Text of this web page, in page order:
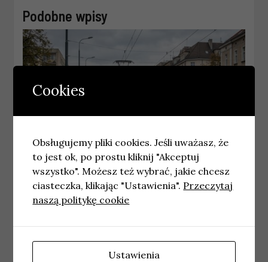
Podobne wpisy
POZNAŃ
12. Wielkopolska Brygada Obrony
Terytorialnej podejmuje współpracę z
Cookies
Obsługujemy pliki cookies. Jeśli uważasz, że
to jest ok, po prostu kliknij "Akceptuj
wszystko". Możesz też wybrać, jakie chcesz
ciasteczka, klikając "Ustawienia". Przeczytaj
naszą politykę cookie
Ustawienia